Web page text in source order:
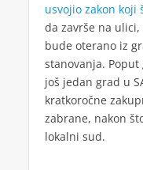
usvojio zakon
da završe na
bude oterano iz
stanovanja.
još jedan grad u
kratkoročne
zabrane, nakon
lokalni sud.